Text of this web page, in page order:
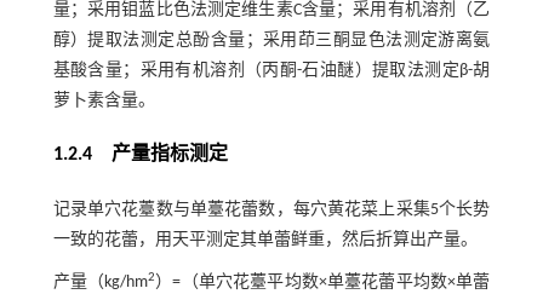
量；采用钼蓝比色法测定维生素C含量；采用有机溶剂（乙
醇）提取法测定总酚含量；采用茚三酮显色法测定游离氨
基酸含量；采用有机溶剂（丙酮-石油醚）提取法测定β-胡
萝卜素含量。
1.2.4 产量指标测定
记录单穴花薹数与单薹花蕾数，每穴黄花菜上采集5个长势
一致的花蕾，用天平测定其单蕾鲜重，然后折算出产量。
产量（kg/hm2）=（单穴花薹平均数×单薹花蕾平均数×单蕾